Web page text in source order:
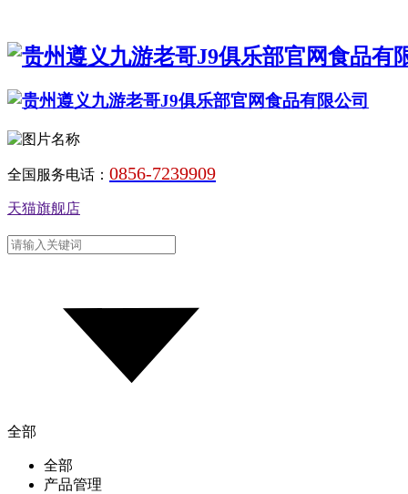
全国服务电话： 0856-7239909
天猫旗舰店
全部
全部
产品管理